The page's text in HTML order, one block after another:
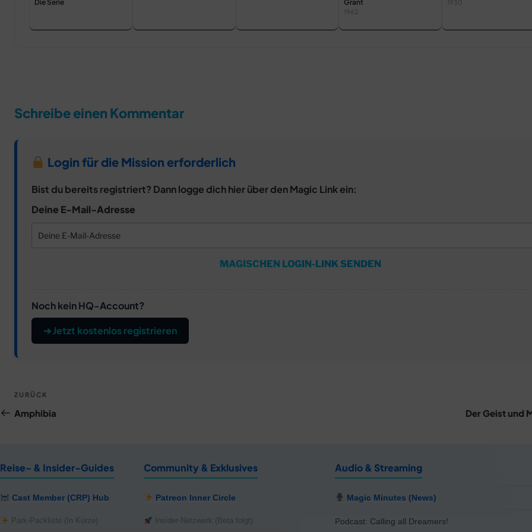
Die Serie
Grant
1962
1930
Schreibe einen Kommentar
Login für die Mission erforderlich
Bist du bereits registriert? Dann logge dich hier über den Magic Link ein:
Deine E-Mail-Adresse
MAGISCHEN LOGIN-LINK SENDEN
Noch kein HQ-Account?
➔ Jetzt kostenlos registrieren
Beitragsnavigation
Vorheriger
Beitrag
ZURÜCK
Amphibia Der Geist und
Reise- & Insider-Guides
Cast Member (CRP) Hub
Park-Packliste (In Kürze)
Community & Exklusives
Patreon Inner Circle
Insider-Netzwerk (Beta folgt)
Audio & Streaming
Magic Minutes (News)
Podcast: Calling all Dreamers!